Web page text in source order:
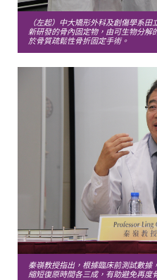
（左起）中大矯形外科及創傷學系
新研發的骨內固定物，由可生物分解
於骨質疏鬆性骨折固定手術。
秦嶺教授指出，根據臨床前測試數據
縮短復原時間各三成，有助避免再度